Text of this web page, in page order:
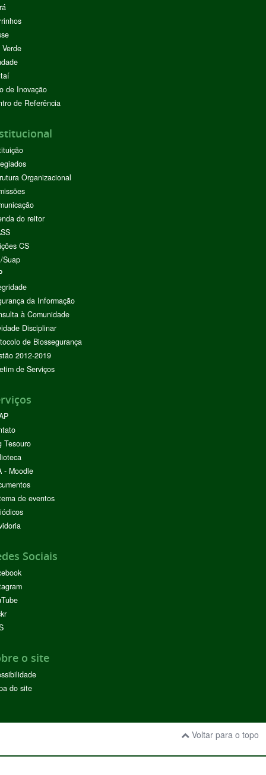
de Inovação
de Referência
Organizacional
do reitor
CS
Suap
da Informação
à Comunidade
Disciplinar
de Biossegurança
2012-2019
de Serviços
Tesouro
- Moodle
de eventos
Sociais
o site
do site
Voltar para o topo